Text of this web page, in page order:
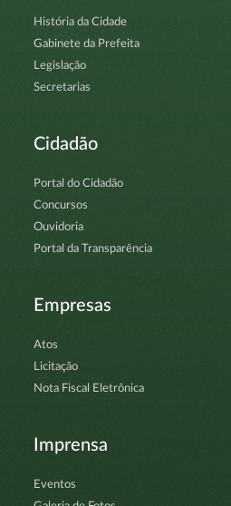
História da Cidade
Gabinete da Prefeita
Legislação
Secretarias
Cidadão
Portal do Cidadão
Concursos
Ouvidoria
Portal da Transparência
Empresas
Atos
Licitação
Nota Fiscal Eletrônica
Imprensa
Eventos